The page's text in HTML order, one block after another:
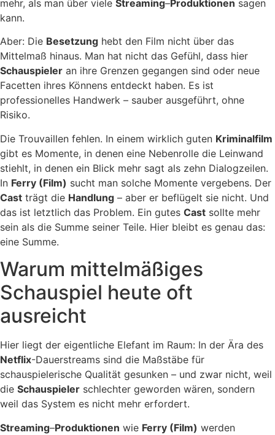
mehr, als man über viele Streaming–Produktionen sagen
kann.
Aber: Die Besetzung hebt den Film nicht über das
Mittelmaß hinaus. Man hat nicht das Gefühl, dass hier
Schauspieler an ihre Grenzen gegangen sind oder neue
Facetten ihres Könnens entdeckt haben. Es ist
professionelles Handwerk – sauber ausgeführt, ohne
Risiko.
Die Trouvaillen fehlen. In einem wirklich guten Kriminalfilm
gibt es Momente, in denen eine Nebenrolle die Leinwand
stiehlt, in denen ein Blick mehr sagt als zehn Dialogzeilen.
In Ferry (Film) sucht man solche Momente vergebens. Der
Cast trägt die Handlung – aber er beflügelt sie nicht. Und
das ist letztlich das Problem. Ein gutes Cast sollte mehr
sein als die Summe seiner Teile. Hier bleibt es genau das:
eine Summe.
Warum mittelmäßiges
Schauspiel heute oft
ausreicht
Hier liegt der eigentliche Elefant im Raum: In der Ära des
Netflix-Dauerstreams sind die Maßstäbe für
schauspielerische Qualität gesunken – und zwar nicht, weil
die Schauspieler schlechter geworden wären, sondern
weil das System es nicht mehr erfordert.
Streaming–Produktionen wie Ferry (Film) werden